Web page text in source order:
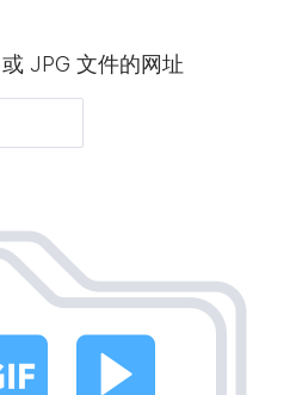
JPG 文件的网址